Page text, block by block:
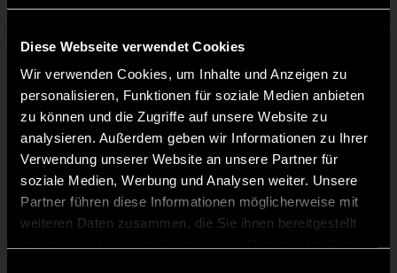
Diese Webseite verwendet Cookies
Wir verwenden Cookies, um Inhalte und Anzeigen zu
personalisieren, Funktionen für soziale Medien anbieten
zu können und die Zugriffe auf unsere Website zu
analysieren. Außerdem geben wir Informationen zu Ihrer
Verwendung unserer Website an unsere Partner für
soziale Medien, Werbung und Analysen weiter. Unsere
Partner führen diese Informationen möglicherweise mit
weiteren Daten zusammen, die Sie ihnen bereitgestellt
Justus R.
Pavlo O. 4
Staff